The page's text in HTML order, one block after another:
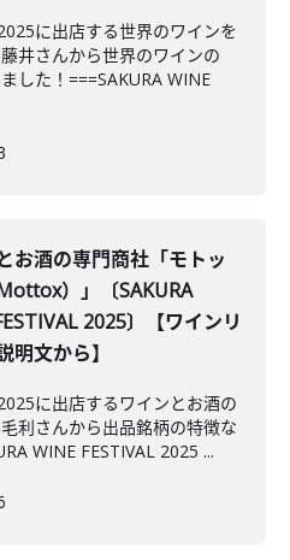
に出店する世界のワインを
井さんから世界のワインの
した！===SAKURA WINE
お酒の専門商社「モトッ
）」〔SAKURA
2025〕【ワインリ
明文から】
に出店するワインとお酒の
利さんから出品銘柄の特徴な
WINE FESTIVAL 2025 ...